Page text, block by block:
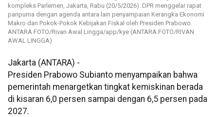
kompleks Parlemen, Jakarta, Rabu (20/5/2026). DPR menggelar rapat
paripurna dengan agenda antara lain penyampaian Kerangka Ekonomi
Makro dan Pokok-Pokok Kebijakan Fiskal oleh Presiden Prabowo.
ANTARA FOTO/Rivan Awal Lingga/app/kye (ANTARA FOTO/RIVAN
AWAL LINGGA)
Jakarta (ANTARA) -
Presiden Prabowo Subianto menyampaikan bahwa
pemerintah menargetkan tingkat kemiskinan berada
di kisaran 6,0 persen sampai dengan 6,5 persen pada
2027.